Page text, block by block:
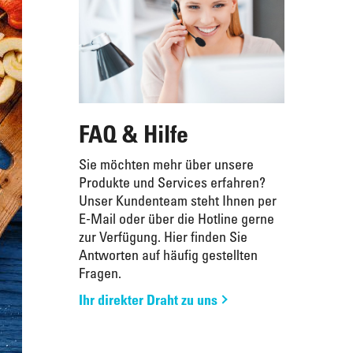
Maple Walnuts
Super lecker!
ERLENBACHER Cream-Cheesecake "New
York Style"
FAQ & Hilfe
Sie möchten mehr über unsere
Produkte und Services erfahren?
Unser Kundenteam steht Ihnen per
E-Mail oder über die Hotline gerne
zur Verfügung. Hier finden Sie
Antworten auf häufig gestellten
Fragen.
Ihr direkter Draht zu uns